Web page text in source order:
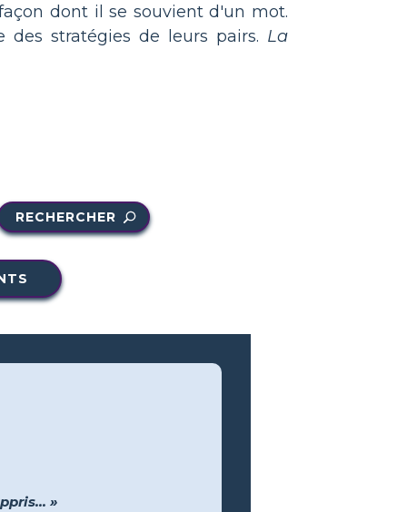
dont il se souvient d'un mot.
stratégies de leurs pairs. La
RECHERCHER
»